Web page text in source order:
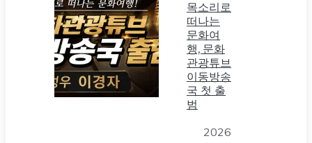
목소리로
떠나는
문화여
행, 문화
관광튜브
이동방송
국 첫 출
범
2026